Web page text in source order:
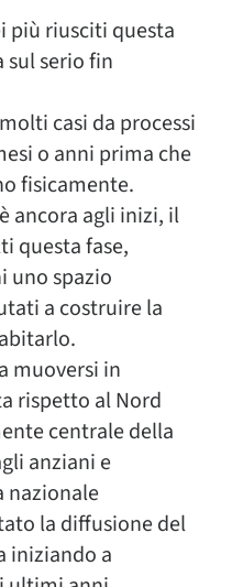
più riusciti questa
sul serio fin
casi da processi
o anni prima che
fisicamente.
ancora agli inizi, il
questa fase,
uno spazio
a costruire la
muoversi in
rispetto al Nord
centrale della
anziani e
nazionale
la diffusione del
iniziando a